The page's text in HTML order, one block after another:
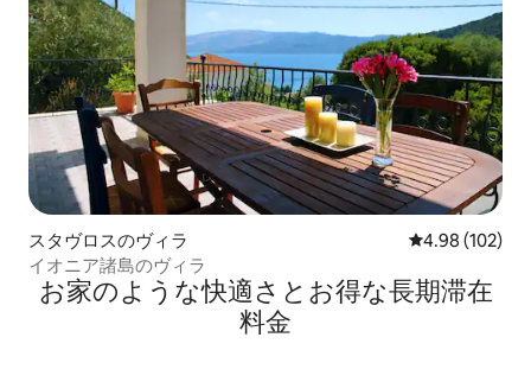
スタヴロスのヴィラ レビュー102
4.98 (102)
イオニア諸島のヴィラ
お家のような快⁠適⁠さ⁠とお⁠得⁠な長⁠期⁠滞⁠在
料⁠金